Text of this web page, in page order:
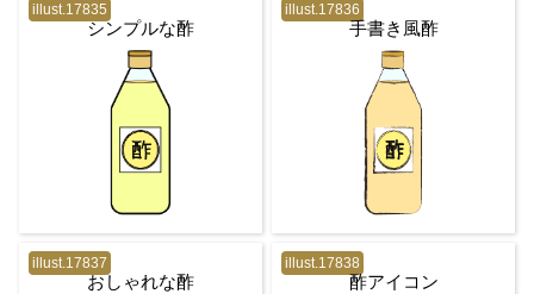
illust.17835
シンプルな酢
illust.17836
手書き風酢
illust.17837
おしゃれな酢
illust.17838
酢アイコン